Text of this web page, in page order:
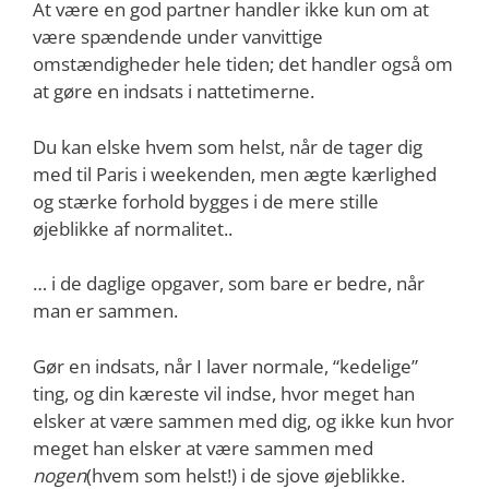
At være en god partner handler ikke kun om at
være spændende under vanvittige
omstændigheder hele tiden; det handler også om
at gøre en indsats i nattetimerne.
Du kan elske hvem som helst, når de tager dig
med til Paris i weekenden, men ægte kærlighed
og stærke forhold bygges i de mere stille
øjeblikke af normalitet..
… i de daglige opgaver, som bare er bedre, når
man er sammen.
Gør en indsats, når I laver normale, “kedelige”
ting, og din kæreste vil indse, hvor meget han
elsker at være sammen med dig, og ikke kun hvor
meget han elsker at være sammen med
nogen(hvem som helst!) i de sjove øjeblikke.